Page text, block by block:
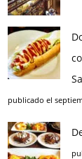
publicado el